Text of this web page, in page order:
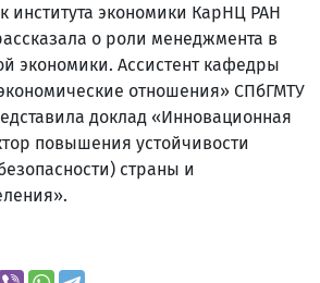
института экономики КарНЦ РАН
о роли менеджмента в
экономики. Ассистент кафедры
отношения» СПбГМТУ
доклад «Инновационная
повышения устойчивости
страны и